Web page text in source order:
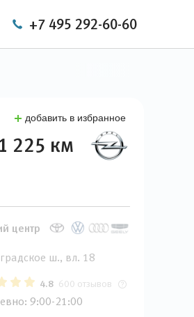
+7 495 292-60-60
добавить в избранное
225 км
центр
ш., вл. 18
4.8 600 отзывов
9:00-21:00